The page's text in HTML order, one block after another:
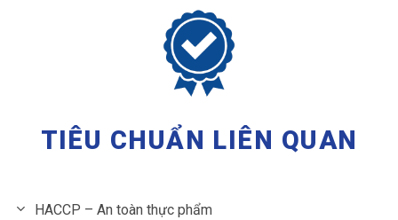
TIÊU CHUẨN LIÊN QUAN
HACCP – An toàn thực phẩm